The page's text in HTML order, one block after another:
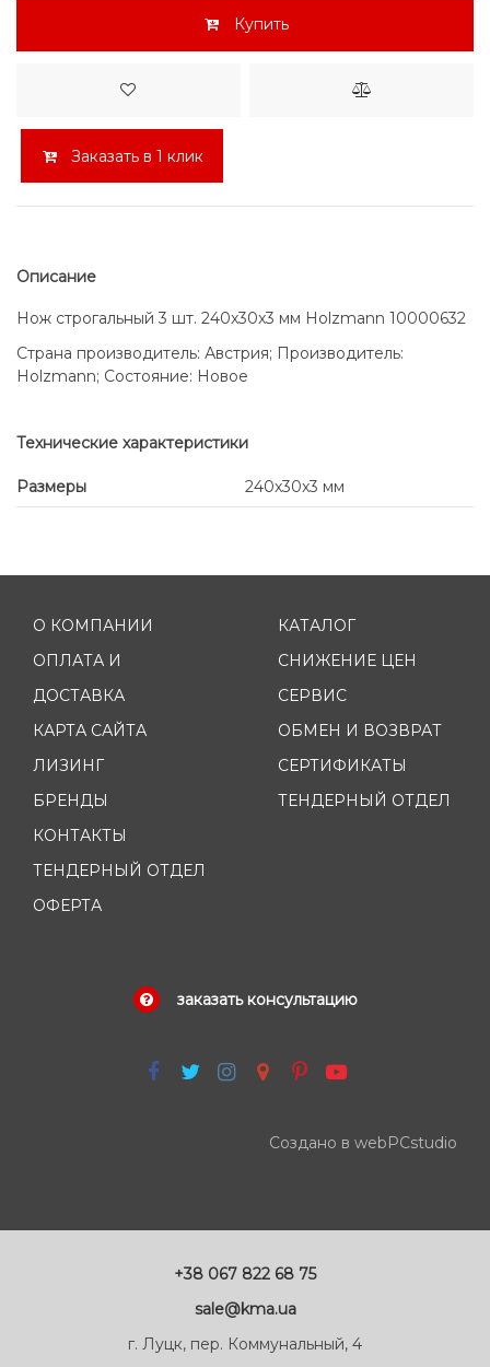
Купить
Заказать в 1 клик
Описание
Нож строгальный 3 шт. 240x30x3 мм Holzmann 10000632
Страна производитель: Австрия; Производитель:
Holzmann; Состояние: Новое
Технические характеристики
Размеры 240x30x3 мм
О КОМПАНИИ
ОПЛАТА И
ДОСТАВКА
КАРТА САЙТА
ЛИЗИНГ
БРЕНДЫ
КОНТАКТЫ
ТЕНДЕРНЫЙ ОТДЕЛ
ОФЕРТА
КАТАЛОГ
СНИЖЕНИЕ ЦЕН
СЕРВИС
ОБМЕН И ВОЗВРАТ
СЕРТИФИКАТЫ
ТЕНДЕРНЫЙ ОТДЕЛ
заказать консультацию
Создано в webPCstudio
+38 067 822 68 75
sale@kma.ua
г. Луцк, пер. Коммунальный, 4